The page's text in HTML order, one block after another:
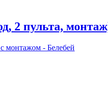
2 пульта,